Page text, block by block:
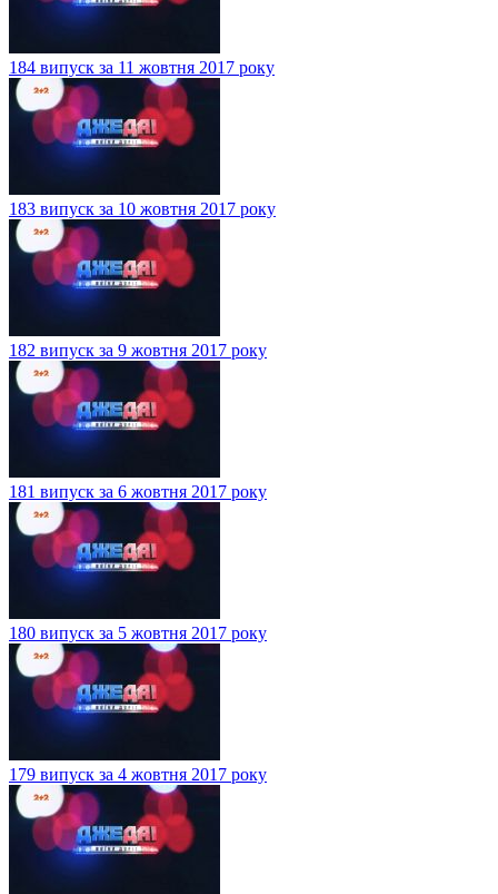
184 випуск за 11 жовтня 2017 року
183 випуск за 10 жовтня 2017 року
182 випуск за 9 жовтня 2017 року
181 випуск за 6 жовтня 2017 року
180 випуск за 5 жовтня 2017 року
179 випуск за 4 жовтня 2017 року